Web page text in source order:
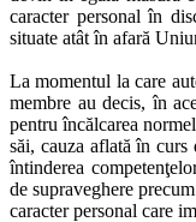
caracter personal în
situate atât în afară
La momentul la care
membre au decis, în
pentru încălcarea
săi, cauza aflată în
întinderea
de supraveghere
caracter personal care